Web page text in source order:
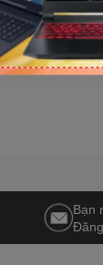
4.250.000₫
Bạn